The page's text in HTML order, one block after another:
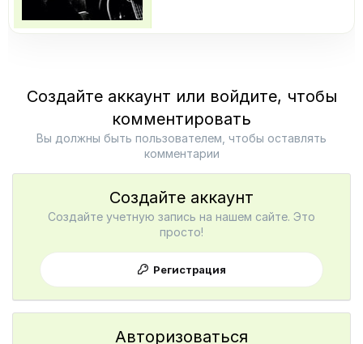
Создайте аккаунт или войдите, чтобы
комментировать
Вы должны быть пользователем, чтобы оставлять
комментарии
Создайте аккаунт
Создайте учетную запись на нашем сайте. Это
просто!
Регистрация
Авторизоваться